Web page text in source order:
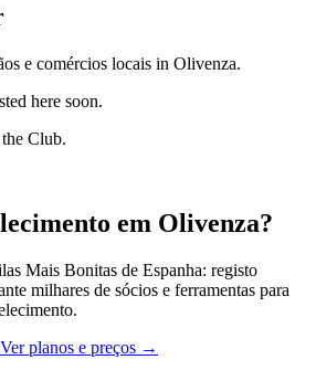
e comércios locais in Olivenza.
here soon.
Club.
em Olivenza?
Mais Bonitas de Espanha: registo
milhares de sócios e ferramentas para
Ver planos e preços →